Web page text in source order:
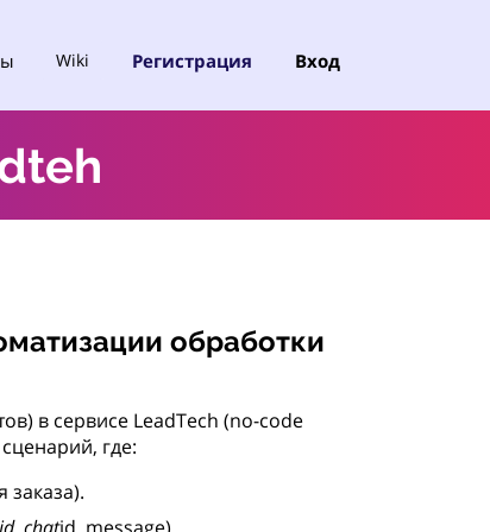
Wiki Регистрация Вход
обработки
в сервисе LeadTech (no-code
где: